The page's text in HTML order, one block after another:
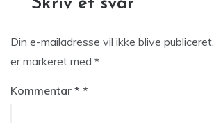
Skriv et svar
Din e-mailadresse vil ikke blive publiceret.
er markeret med *
Kommentar *